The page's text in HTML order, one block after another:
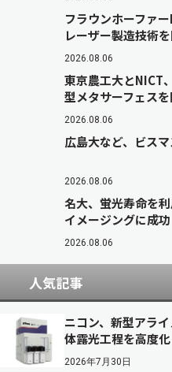
フラウンホーファ
レーザー製造技術
2026.08.06
東京農工大とNICT
型メタサーフェス
2026.08.06
広島大など、ビス
2026.08.06
名大、蛍光寿命を
イメージングに成功
2026.08.06
人気記事
ニコン、新型アラ
体露光工程を高度化
2026年7月30日